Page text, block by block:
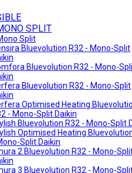
SPLIT
Split
Bluevolution R32 - Mono-Split
Bluevolution R32 - Mono-
Bluevolution R32 - Mono-Split
Optimised Heating
- Mono-Split Daikin
Bluevolution R32 - Mono-Split
Optimised Heating
Split Daikin
2 Bluevolution R32 - Mono-
3 Bluevolution R32 - Mono-